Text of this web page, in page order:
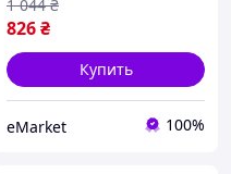
MAR_K
826₴
1 044 ₴
Купить
eMarket 100%